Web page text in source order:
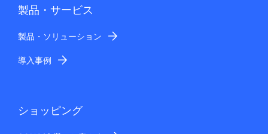
製品・サービス
製品・ソリューション
導入事例
ショッピング